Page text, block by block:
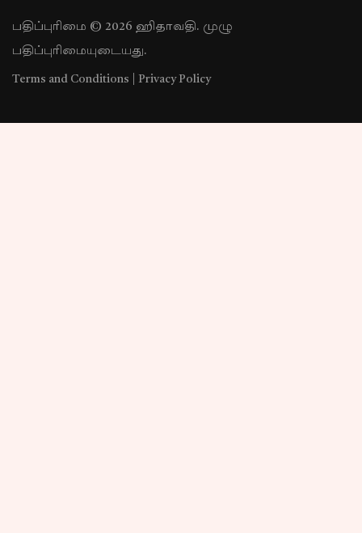
பதிப்புரிமை © 2026 ஹிதாவதி. முழு
பதிப்புரிமையுடையது.
Terms and Conditions Privacy Policy